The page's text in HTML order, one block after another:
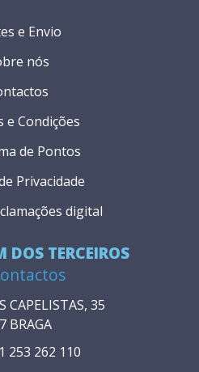
DOS TERCEIROS
CAPELISTAS, 35
BRAGA
253 262 110
e Envio
nós
e Condições
de Pontos
Privacidade
digital